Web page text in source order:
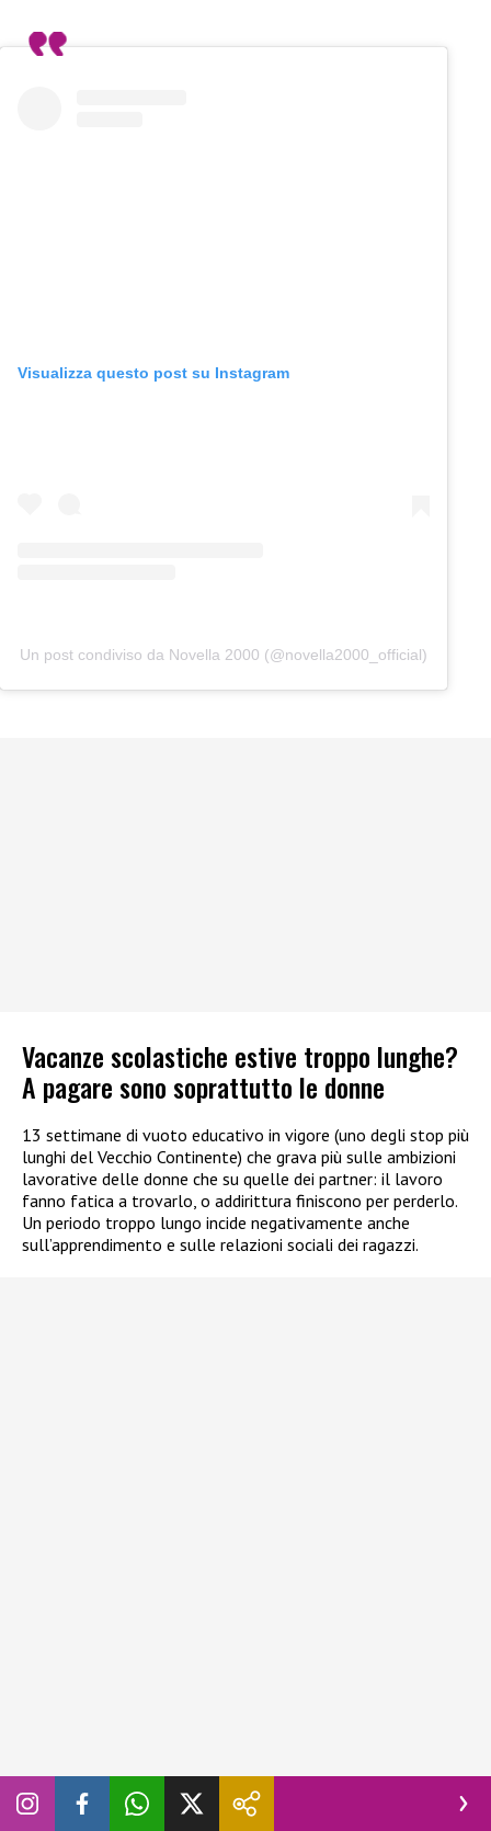
Visualizza questo post su Instagram
Un post condiviso da Novella 2000 (@novella2000_official)
Vacanze scolastiche estive troppo lunghe?
A pagare sono soprattutto le donne
13 settimane di vuoto educativo in vigore (uno degli stop più
lunghi del Vecchio Continente) che grava più sulle ambizioni
lavorative delle donne che su quelle dei partner: il lavoro
fanno fatica a trovarlo, o addirittura finiscono per perderlo.
Un periodo troppo lungo incide negativamente anche
sull’apprendimento e sulle relazioni sociali dei ragazzi.